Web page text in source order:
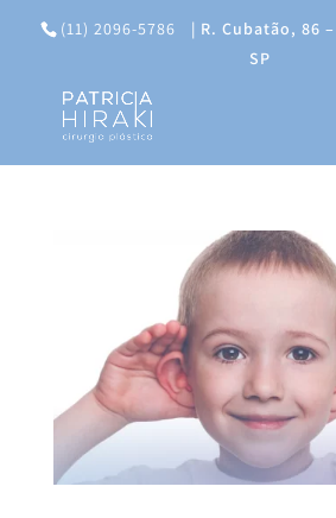
(11) 2096-5786 | R. Cubatão, 86
SP